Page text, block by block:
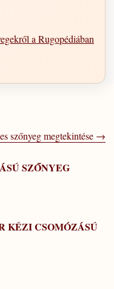
a Rugopédiában
szőnyeg megtekintése →
SZŐNYEG
KÉZI CSOMÓZÁSÚ